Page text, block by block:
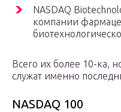
NASDAQ
компании
Всего их более 10-ка,
служат именно
NASDAQ 100